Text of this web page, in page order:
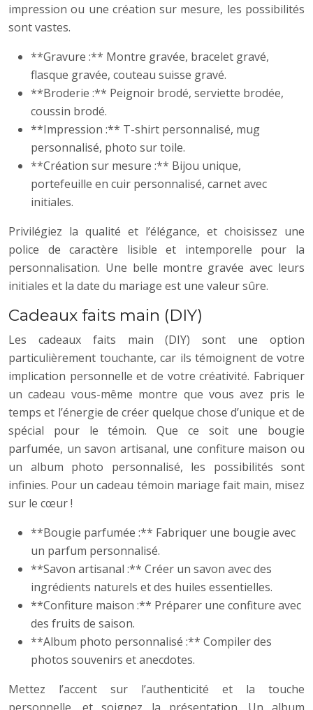
impression ou une création sur mesure, les possibilités
sont vastes.
**Gravure :** Montre gravée, bracelet gravé,
flasque gravée, couteau suisse gravé.
**Broderie :** Peignoir brodé, serviette brodée,
coussin brodé.
**Impression :** T-shirt personnalisé, mug
personnalisé, photo sur toile.
**Création sur mesure :** Bijou unique,
portefeuille en cuir personnalisé, carnet avec
initiales.
Privilégiez la qualité et l’élégance, et choisissez une
police de caractère lisible et intemporelle pour la
personnalisation. Une belle montre gravée avec leurs
initiales et la date du mariage est une valeur sûre.
Cadeaux faits main (DIY)
Les cadeaux faits main (DIY) sont une option
particulièrement touchante, car ils témoignent de votre
implication personnelle et de votre créativité. Fabriquer
un cadeau vous-même montre que vous avez pris le
temps et l’énergie de créer quelque chose d’unique et de
spécial pour le témoin. Que ce soit une bougie
parfumée, un savon artisanal, une confiture maison ou
un album photo personnalisé, les possibilités sont
infinies. Pour un cadeau témoin mariage fait main, misez
sur le cœur !
**Bougie parfumée :** Fabriquer une bougie avec
un parfum personnalisé.
**Savon artisanal :** Créer un savon avec des
ingrédients naturels et des huiles essentielles.
**Confiture maison :** Préparer une confiture avec
des fruits de saison.
**Album photo personnalisé :** Compiler des
photos souvenirs et anecdotes.
Mettez l’accent sur l’authenticité et la touche
personnelle, et soignez la présentation. Un album